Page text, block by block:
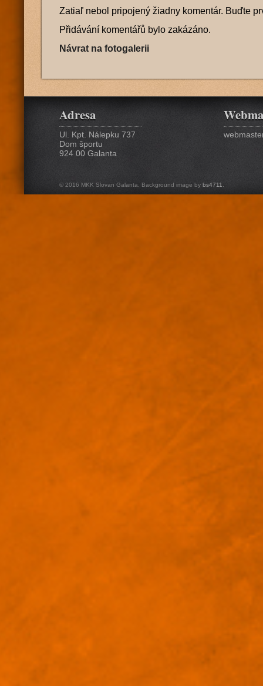
Zatiaľ nebol pripojený žiadny komentár. Buďte
Přidávání komentářů bylo zakázáno.
Návrat na fotogalerii
Adresa
Ul. Kpt. Nálepku 737
Dom športu
924 00 Galanta
© 2016 MKK Slovan Galanta. Background image by bs4711